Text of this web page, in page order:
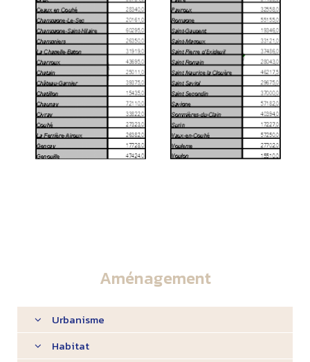
Aménagement
Urbanisme
Habitat